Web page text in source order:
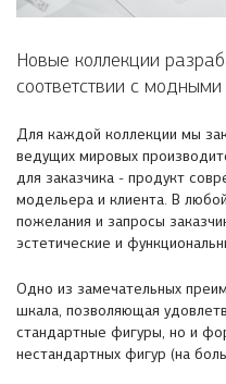
Новые коллекции
соответствии с
Для каждой коллекции мы
ведущих мировых
для заказчика - продукт
модельера и клиента. В
пожелания и запросы
эстетические и
Одно из замечательных
шкала, позволяющая
стандартные фигуры, но и
нестандартных фигур (на